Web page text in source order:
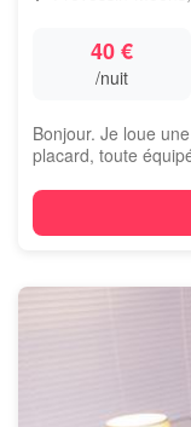
40 €
/nuit
Bonjour. Je loue
placard, toute